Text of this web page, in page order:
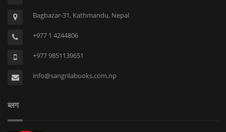
Bagbazar-31, Kathmandu, Nepal
+977 1 4244806
+977 9851139651
info@sangrilabooks.com.np
ब्लग